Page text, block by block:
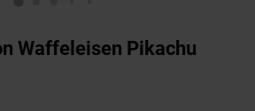
Waffeleisen Pikachu